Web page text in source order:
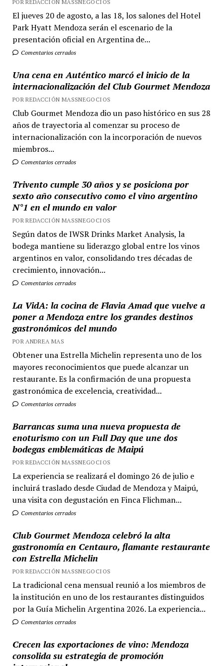
POR REDACCIÓN MASSNEGOCIOS
El jueves 20 de agosto, a las 18, los salones del Hotel
Park Hyatt Mendoza serán el escenario de la
presentación oficial en Argentina de...
Comentarios cerrados
Una cena en Auténtico marcó el inicio de la
internacionalización del Club Gourmet Mendoza
POR REDACCIÓN MASSNEGOCIOS
Club Gourmet Mendoza dio un paso histórico en sus 28
años de trayectoria al comenzar su proceso de
internacionalización con la incorporación de nuevos
miembros...
Comentarios cerrados
Trivento cumple 30 años y se posiciona por
sexto año consecutivo como el vino argentino
N°1 en el mundo en valor
POR REDACCIÓN MASSNEGOCIOS
Según datos de IWSR Drinks Market Analysis, la
bodega mantiene su liderazgo global entre los vinos
argentinos en valor, consolidando tres décadas de
crecimiento, innovación...
Comentarios cerrados
La VidA: la cocina de Flavia Amad que vuelve a
poner a Mendoza entre los grandes destinos
gastronómicos del mundo
POR ANDREA MAS
Obtener una Estrella Michelin representa uno de los
mayores reconocimientos que puede alcanzar un
restaurante. Es la confirmación de una propuesta
gastronómica de excelencia, creatividad...
Comentarios cerrados
Barrancas suma una nueva propuesta de
enoturismo con un Full Day que une dos
bodegas emblemáticas de Maipú
POR REDACCIÓN MASSNEGOCIOS
La experiencia se realizará el domingo 26 de julio e
incluirá traslado desde Ciudad de Mendoza y Maipú,
una visita con degustación en Finca Flichman...
Comentarios cerrados
Club Gourmet Mendoza celebró la alta
gastronomía en Centauro, flamante restaurante
con Estrella Michelin
POR REDACCIÓN MASSNEGOCIOS
La tradicional cena mensual reunió a los miembros de
la institución en uno de los restaurantes distinguidos
por la Guía Michelin Argentina 2026. La experiencia...
Comentarios cerrados
Crecen las exportaciones de vino: Mendoza
consolida su estrategia de promoción